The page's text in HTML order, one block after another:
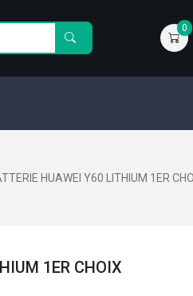
0
HUAWEI Y60 LITHIUM 1ER
1ER CHOIX